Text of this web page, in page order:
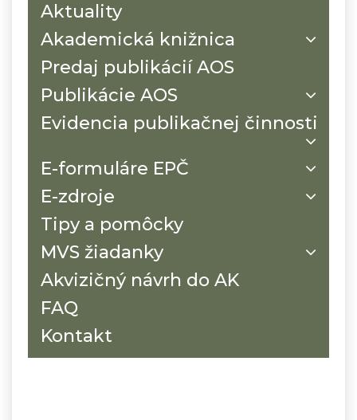
Aktuality
Akademická knižnica
Predaj publikácií AOS
Publikácie AOS
Evidencia publikačnej činnosti
E-formuláre EPČ
E-zdroje
Tipy a pomôcky
MVS žiadanky
Akvizičný návrh do AK
FAQ
Kontakt